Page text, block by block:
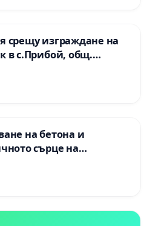
срещу изграждане на
в с.Прибой, общ.
на бетона и
сърце на
във Враца